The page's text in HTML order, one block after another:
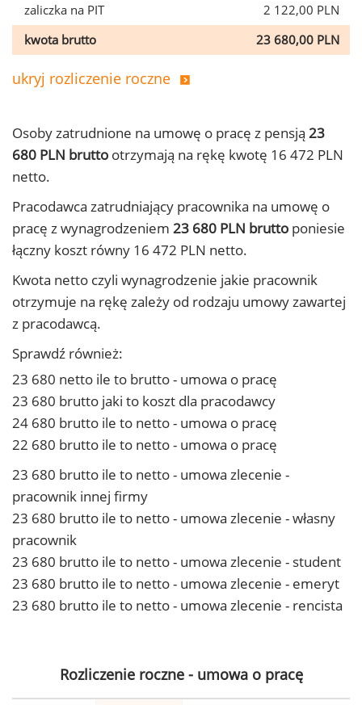
zaliczka na PIT
2 122,00 PLN
kwota brutto
23 680,00 PLN
ukryj rozliczenie roczne
Osoby zatrudnione na umowę o pracę z pensją 23
680 PLN brutto otrzymają na rękę kwotę 16 472 PLN
netto.
Pracodawca zatrudniający pracownika na umowę o
pracę z wynagrodzeniem 23 680 PLN brutto poniesie
łączny koszt równy 16 472 PLN netto.
Kwota netto czyli wynagrodzenie jakie pracownik
otrzymuje na rękę zależy od rodzaju umowy zawartej
z pracodawcą.
Sprawdź również:
23 680 netto ile to brutto - umowa o pracę
23 680 brutto jaki to koszt dla pracodawcy
24 680 brutto ile to netto - umowa o pracę
22 680 brutto ile to netto - umowa o pracę
23 680 brutto ile to netto - umowa zlecenie -
pracownik innej firmy
23 680 brutto ile to netto - umowa zlecenie - własny
pracownik
23 680 brutto ile to netto - umowa zlecenie - student
23 680 brutto ile to netto - umowa zlecenie - emeryt
23 680 brutto ile to netto - umowa zlecenie - rencista
Rozliczenie roczne - umowa o pracę